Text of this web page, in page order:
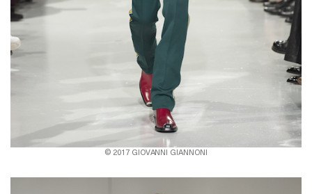
© 2017 GIOVANNI GIANNONI